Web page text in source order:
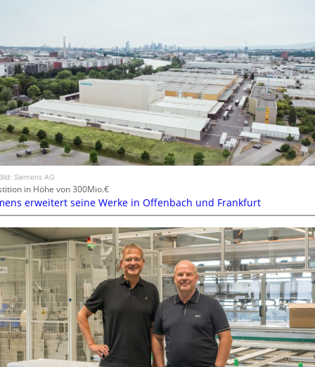
Siemens AG
in Höhe von 300Mio.€
erweitert seine Werke in Offenbach und Frankfurt